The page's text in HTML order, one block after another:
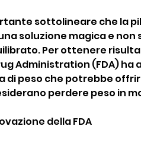
sottolineare che la
soluzione magica e
Per ottenere
Administration (FDA)
di peso che potrebbe
perdere peso in
della FDA